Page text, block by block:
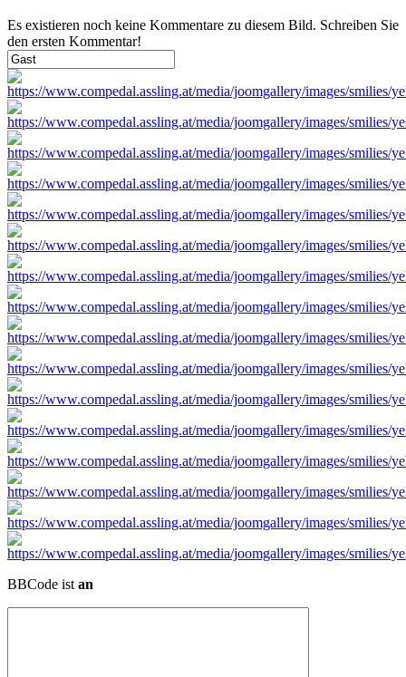
Es existieren noch keine Kommentare zu diesem Bild. Schreiben Sie
den ersten Kommentar!
BBCode ist an